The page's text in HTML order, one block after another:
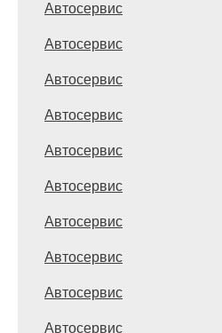
Автосервис
Автосервис
Автосервис
Автосервис
Автосервис
Автосервис
Автосервис
Автосервис
Автосервис
Автосервис